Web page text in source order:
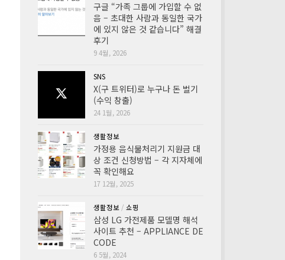
구글 “가족 그룹에 가입할 수 없
음 – 초대한 사람과 동일한 국가
에 있지 않은 것 같습니다” 해결
후기
9 4월, 2026
SNS
X(구 트위터)로 누구나 돈 벌기
(수익 창출)
24 1월, 2026
생활정보
가정용 음식물처리기 지원금 대
상 조건 신청방법 – 각 지자체에
꼭 확인해요
17 12월, 2025
생활정보 / 쇼핑
삼성 LG 가전제품 모델명 해석
사이트 추천 – APPLIANCE DE
CODE
6 5월, 2024